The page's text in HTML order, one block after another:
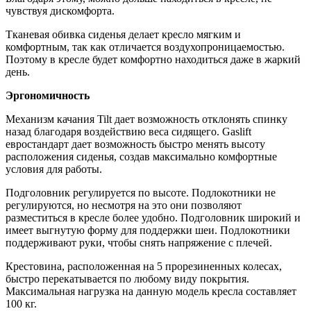
чувствуя дискомфорта.
Тканевая обивка сиденья делает кресло мягким и
комфортным, так как отличается воздухопроницаемостью.
Поэтому в кресле будет комфортно находиться даже в жаркий
день.
Эргономичность
Механизм качания Tilt дает возможность отклонять спинку
назад благодаря воздействию веса сидящего. Gaslift
евростандарт дает возможность быстро менять высоту
расположения сиденья, создав максимально комфортные
условия для работы.
Подголовник регулируется по высоте. Подлокотники не
регулируются, но несмотря на это они позволяют
разместиться в кресле более удобно. Подголовник широкий и
имеет выгнутую форму для поддержки шеи. Подлокотники
поддерживают руки, чтобы снять напряжение с плечей.
Крестовина, расположенная на 5 прорезиненных колесах,
быстро перекатывается по любому виду покрытия.
Максимальная нагрузка на данную модель кресла составляет
100 кг.